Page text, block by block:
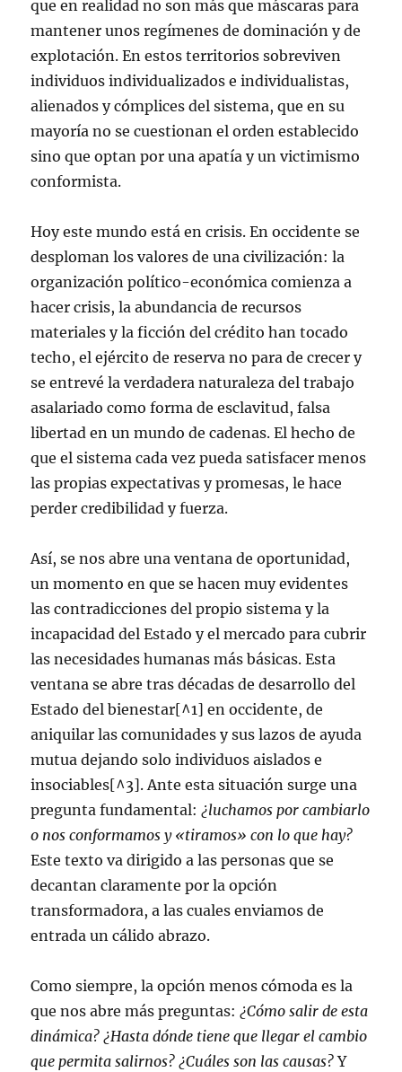
que en realidad no son más que máscaras para
mantener unos regímenes de dominación y de
explotación. En estos territorios sobreviven
individuos individualizados e individualistas,
alienados y cómplices del sistema, que en su
mayoría no se cuestionan el orden establecido
sino que optan por una apatía y un victimismo
conformista.
Hoy este mundo está en crisis. En occidente se
desploman los valores de una civilización: la
organización político-económica comienza a
hacer crisis, la abundancia de recursos
materiales y la ficción del crédito han tocado
techo, el ejército de reserva no para de crecer y
se entrevé la verdadera naturaleza del trabajo
asalariado como forma de esclavitud, falsa
libertad en un mundo de cadenas. El hecho de
que el sistema cada vez pueda satisfacer menos
las propias expectativas y promesas, le hace
perder credibilidad y fuerza.
Así, se nos abre una ventana de oportunidad,
un momento en que se hacen muy evidentes
las contradicciones del propio sistema y la
incapacidad del Estado y el mercado para cubrir
las necesidades humanas más básicas. Esta
ventana se abre tras décadas de desarrollo del
Estado del bienestar[^1] en occidente, de
aniquilar las comunidades y sus lazos de ayuda
mutua dejando solo individuos aislados e
insociables[^3]. Ante esta situación surge una
pregunta fundamental:¿luchamos por cambiarlo
o nos conformamos y «tiramos» con lo que hay?
Este texto va dirigido a las personas que se
decantan claramente por la opción
transformadora, a las cuales enviamos de
entrada un cálido abrazo.
Como siempre, la opción menos cómoda es la
que nos abre más preguntas:¿Cómo salir de esta
dinámica? ¿Hasta dónde tiene que llegar el cambio
que permita salirnos? ¿Cuáles son las causas?Y